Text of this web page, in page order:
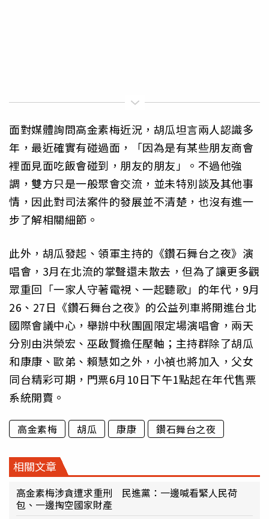
面對媒體詢問高金素梅近況，胡瓜坦言兩人認識多
年，最近確實有碰過面，「因為是有某些朋友商會
裡面見面吃飯會碰到，朋友的朋友」。不過他強
調，雙方只是一般聚會交流，並未特別談及其他事
情，因此對司法案件的發展並不清楚，也沒有進一
步了解相關細節。
此外，胡瓜發起、領軍主持的《鑽石舞台之夜》演
唱會，3月在北流的掌聲還未散去，但為了讓更多觀
眾重回「一家人守著電視、一起聽歌」的年代，9月
26、27日《鑽石舞台之夜》的公益列車將開進台北
國際會議中心，舉辦中秋團圓限定場演唱會，兩天
分別由洪榮宏、巫啟賢擔任壓軸；主持群除了胡瓜
和康康、歐弟、賴慧如之外，小禎也將加入，父女
同台精彩可期，門票6月10日下午1點起在年代售票
系統開賣。
高金素梅 胡瓜 康康 鑽石舞台之夜
相關文章
高金素梅涉貪遭求重刑 民進黨：一邊喊看緊人民荷
包、一邊掏空國家財產